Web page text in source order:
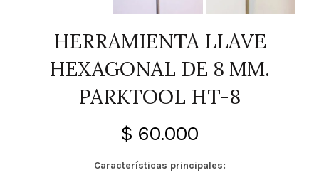
HERRAMIENTA LLAVE
HEXAGONAL DE 8 MM.
PARKTOOL HT-8
$ 60.000
Características principales: